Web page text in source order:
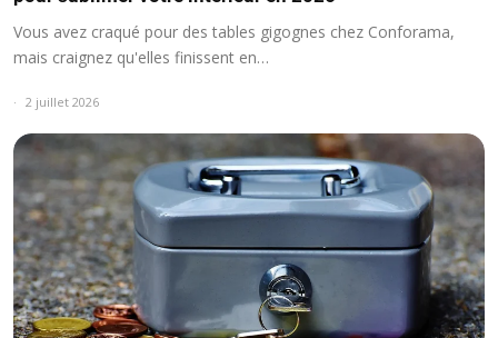
Vous avez craqué pour des tables gigognes chez Conforama,
mais craignez qu'elles finissent en…
2 juillet 2026